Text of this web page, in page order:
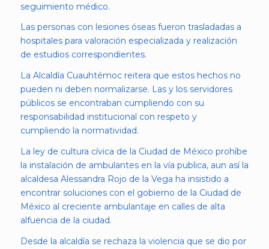
seguimiento médico.
Las personas con lesiones óseas fueron trasladadas a
hospitales para valoración especializada y realización
de estudios correspondientes.
La Alcaldía Cuauhtémoc reitera que estos hechos no
pueden ni deben normalizarse. Las y los servidores
públicos se encontraban cumpliendo con su
responsabilidad institucional con respeto y
cumpliendo la normatividad.
La ley de cultura cívica de la Ciudad de México prohíbe
la instalación de ambulantes en la vía publica, aun así la
alcaldesa Alessandra Rojo de la Vega ha insistido a
encontrar soluciones con el gobierno de la Ciudad de
México al creciente ambulantaje en calles de alta
alfuencia de la ciudad.
Desde la alcaldía se rechaza la violencia que se dio por